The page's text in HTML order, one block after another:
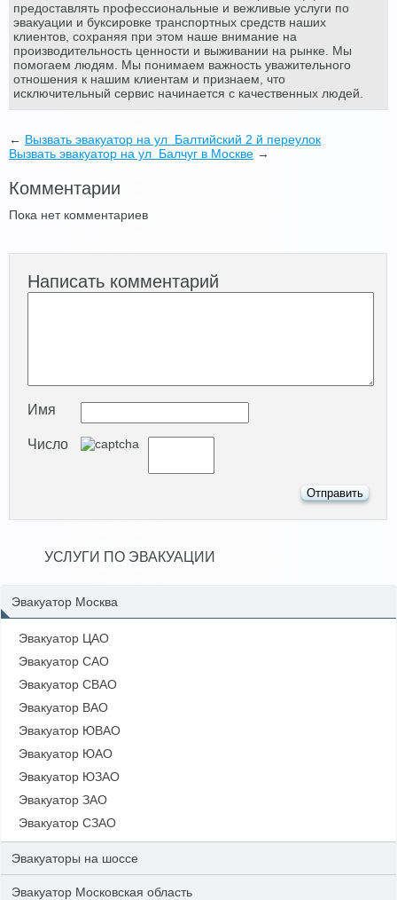
предоставлять профессиональные и вежливые услуги по
эвакуации и буксировке транспортных средств наших
клиентов, сохраняя при этом наше внимание на
производительность ценности и выживании на рынке. Мы
помогаем людям. Мы понимаем важность уважительного
отношения к нашим клиентам и признаем, что
исключительный сервис начинается с качественных людей.
← Вызвать эвакуатор на ул Балтийский 2 й переулок
Вызвать эвакуатор на ул Балчуг в Москве →
Комментарии
Пока нет комментариев
Написать комментарий
Имя
Число
УСЛУГИ ПО ЭВАКУАЦИИ
Эвакуатор Москва
Эвакуатор ЦАО
Эвакуатор САО
Эвакуатор СВАО
Эвакуатор ВАО
Эвакуатор ЮВАО
Эвакуатор ЮАО
Эвакуатор ЮЗАО
Эвакуатор ЗАО
Эвакуатор СЗАО
Эвакуаторы на шоссе
Эвакуатор Московская область